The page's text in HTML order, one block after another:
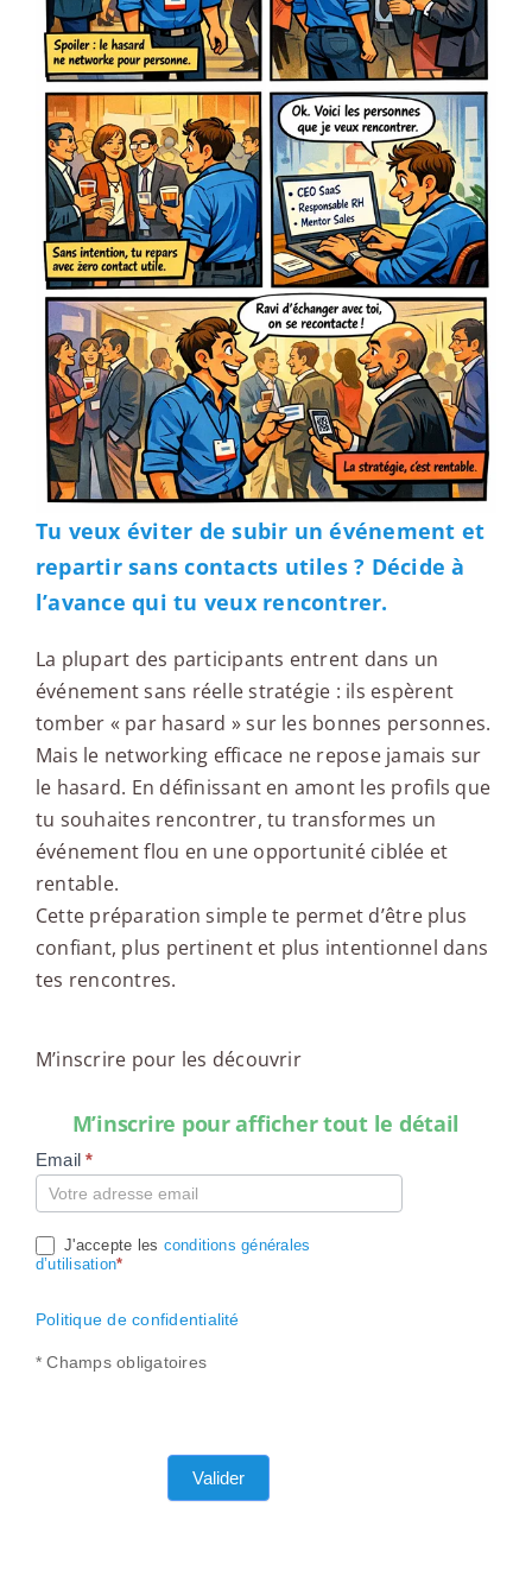
Tu veux éviter de subir un événement et
repartir sans contacts utiles ? Décide à
l’avance qui tu veux rencontrer.
La plupart des participants entrent dans un
événement sans réelle stratégie : ils espèrent
tomber « par hasard » sur les bonnes personnes.
Mais le networking efficace ne repose jamais sur
le hasard. En définissant en amont les profils que
tu souhaites rencontrer, tu transformes un
événement flou en une opportunité ciblée et
rentable.
Cette préparation simple te permet d’être plus
confiant, plus pertinent et plus intentionnel dans
tes rencontres.
M’inscrire pour les découvrir
M’inscrire pour afficher tout le détail
Compte
Email*
J'accepte les conditions générales
d’utilisation*
Politique de confidentialité
* Champs obligatoires
Valider